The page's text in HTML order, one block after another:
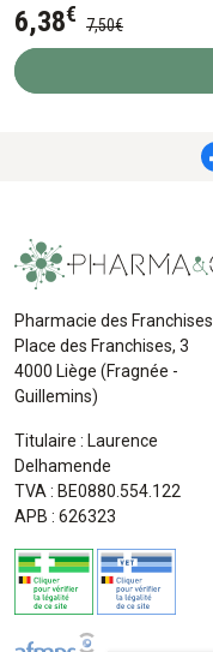
6,38€ 7,50€
Pharmacie des Franchises
Place des Franchises, 3
4000 Liège (Fragnée -
Guillemins)
Titulaire : Laurence
Delhamende
TVA : BE0880.554.122
APB : 626323